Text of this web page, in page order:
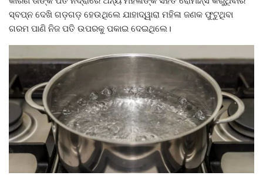
ସ୍ବପ୍ନ ଦେଖି ଗଡ଼ଗଡ଼ ହେଉଥିଲେ ଯାହାଦ୍ୱାରା ମହିଳା ଜଣକ ଫୁଟୁଥିବା
ଗରମ ପାଣି ନିଜ ପତି ଉପରକୁ ପକାଇ ଦେଇଥିଲେ।